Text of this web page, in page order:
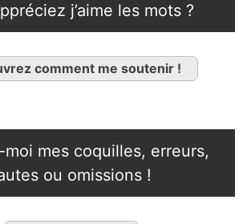
j’aime les mots ?
comment me soutenir !
moi mes coquilles, erreurs,
ou omissions !